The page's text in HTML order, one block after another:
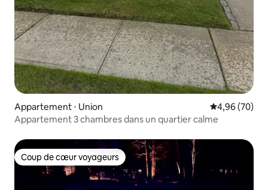
Appartement ⋅ Union Évaluation
4,96 (70)
Appartement 3 chambres dans un quartier calme
Coup de cœur voyageurs
Coup de cœur voyageurs